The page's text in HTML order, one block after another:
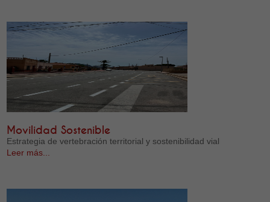
Movilidad Sostenible
Estrategia de vertebración territorial y sostenibilidad vial
Leer más...